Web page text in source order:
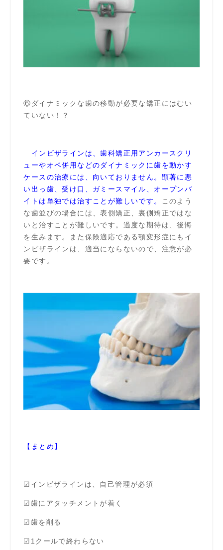
⑥ダイナミックな歯の移動が必要な矯正にはむい
ていない！？
インビザラインは、歯科矯正用アンカースクリ
ューやオペ併用などのダイナミックに歯を動かす
ケースの治療には、向いておりません。顕著に悪
い出っ歯、受け口、ガミースマイル、オープンバ
イトは単独では治すことが難しいです。
このよう
な歯並びの場合には、表側矯正、裏側矯正ではな
いと治すことが難しいです。過度な期待は、後悔
を生みます。また保険適応である顎変形症にもイ
ンビザラインは、適当にならないので、注意が必
要です。
【まとめ】
☑インビザラインは、自己管理が必須
☑歯にアタッチメントが着く
☑歯を削る
☑1クールで終わらない